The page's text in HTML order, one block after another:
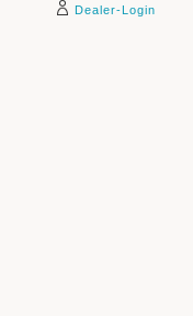
Dealer-Login